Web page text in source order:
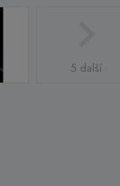
5 další